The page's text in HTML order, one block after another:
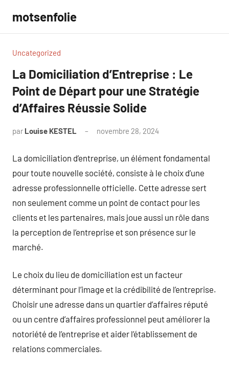
contenu
motsenfolie
Uncategorized
La Domiciliation d’Entreprise : Le
Point de Départ pour une Stratégie
d’Affaires Réussie Solide
par Louise KESTEL novembre 28, 2024
La domiciliation d’entreprise, un élément fondamental
pour toute nouvelle société, consiste à le choix d’une
adresse professionnelle officielle. Cette adresse sert
non seulement comme un point de contact pour les
clients et les partenaires, mais joue aussi un rôle dans
la perception de l’entreprise et son présence sur le
marché.
Le choix du lieu de domiciliation est un facteur
déterminant pour l’image et la crédibilité de l’entreprise.
Choisir une adresse dans un quartier d’affaires réputé
ou un centre d’affaires professionnel peut améliorer la
notoriété de l’entreprise et aider l’établissement de
relations commerciales.